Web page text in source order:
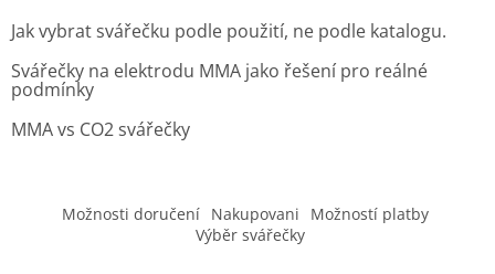
Jak vybrat svářečku podle použití, ne podle katalogu.
Svářečky na elektrodu MMA jako řešení pro reálné
podmínky
MMA vs CO2 svářečky
Možnosti doručení Nakupovani
Možností platby
Výběr svářečky